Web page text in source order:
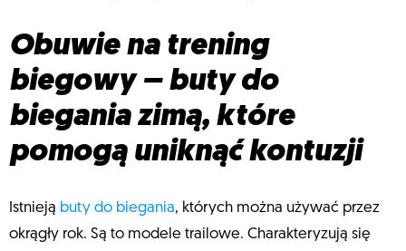
Obuwie na trening
biegowy – buty do
biegania zimą, które
pomogą uniknąć kontuzji
Istnieją buty do biegania, których można używać przez
okrągły rok. Są to modele trailowe. Charakteryzują się